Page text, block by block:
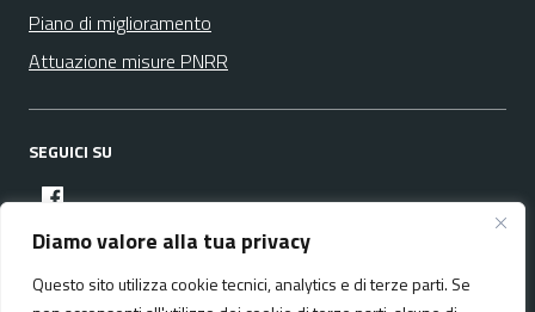
Diamo valore alla tua privacy
Questo sito utilizza cookie tecnici, analytics e di terze parti. Se
Piano di miglioramento
Attuazione misure PNRR
SEGUICI SU
facebook
Media policy Mappa del sito